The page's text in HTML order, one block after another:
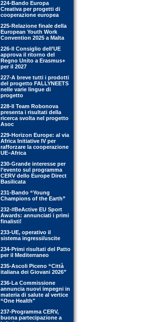
224-Bando Europa
Creativa per progetti di
cooperazione europea
225-Relazione finale della
European Youth Work
Convention 2025 a Malta
226-Il Consiglio dell’UE
approva il ritorno del
Regno Unito a Erasmus+
per il 2027
227-A breve tutti i prodotti
del progetto FALLYNEETS
nelle varie lingue di
progetto
228-Il Team Robonova
presenta i risultati della
ricerca svolta nel progetto
Asoc
229-Horizon Europe: al via
Africa Initiative IV per
rafforzare la cooperazione
UE–Africa
230-Grande interesse per
l’evento sul programma
CERV dello Europe Direct
Basilicata
231-Bando “Young
Champions of the Earth”
232-#BeActive EU Sport
Awards: annunciati i primi
finalisti!
233-UE, operativo il
sistema ingressi/uscite
234-Primi risultati del Patto
per il Mediterraneo
235-Ascoli Piceno “Città
italiana dei Giovani 2026”
236-La Commissione
annuncia nuovi impegni in
materia di salute al vertice
“One Health"
237-Programma CERV,
buona partecipazione a